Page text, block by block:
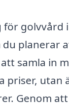
golvvård
planerar
samla in
utan
Genom